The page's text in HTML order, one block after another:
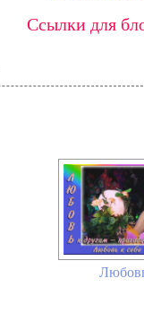
Ссылки для